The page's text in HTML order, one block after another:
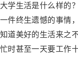
学生活是什么样的
件终生遗憾的事情
道美好的生活来之
时甚至一天要工作